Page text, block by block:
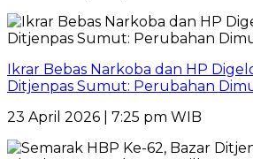
Ikrar Bebas Narkoba dan HP
Ditjenpas Sumut: Perubahan
23 April 2026 | 7:25 pm WIB